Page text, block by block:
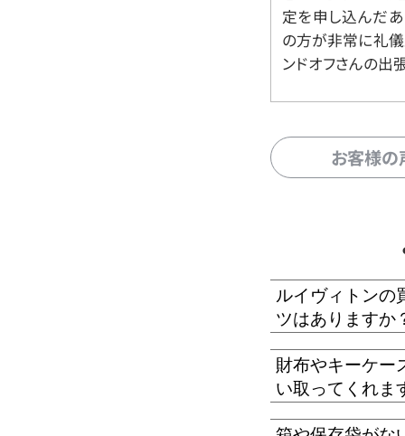
定を申し込んだ
の方が非常に礼儀
ンドオフさんの出
お客様
ルイヴィトンの
ツはありますか
財布やキーケー
い取ってくれま